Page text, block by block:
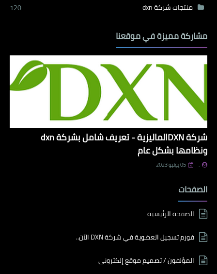
منتجات شركة dxn
120
مشاركة مميزة في موقعنا
شركة DXNالماليزية - تعريف شامل بشركة dxn
ونظامها بشكل عام
. 05 يونيو 2023
الصفحات
الصفحة الرئيسية
فورم تسجيل العضوية في شركة DXN الآن..
المؤلفون / تصميم موقع إلكتروني